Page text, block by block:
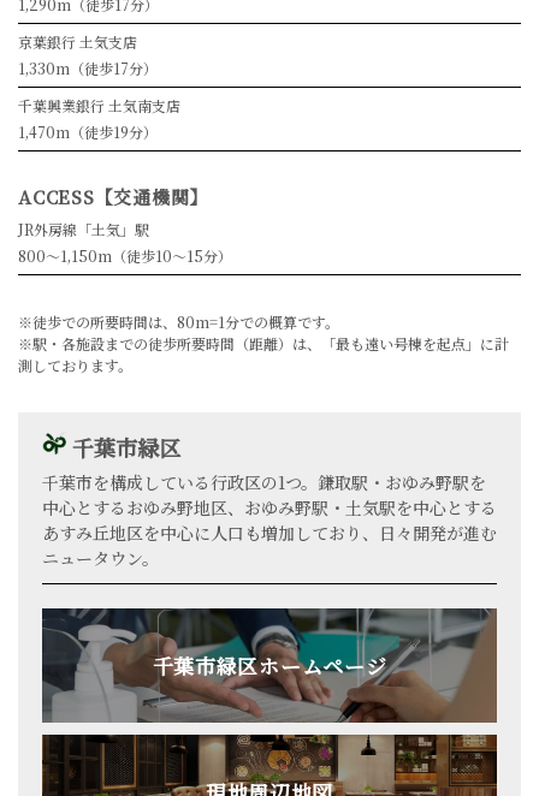
京葉銀行 土気支店
1,330m（徒歩17分）
千葉興業銀行 土気南支店
1,470m（徒歩19分）
ACCESS【交通機関】
JR外房線「土気」駅
800〜1,150m（徒歩10〜15分）
※徒歩での所要時間は、80m=1分での概算です。
※駅・各施設までの徒歩所要時間（距離）は、「最も遠い号棟を起点」に計
測しております。
千葉市緑区
千葉市を構成している行政区の1つ。鎌取駅・おゆみ野駅を
中心とするおゆみ野地区、おゆみ野駅・土気駅を中心とする
あすみ丘地区を中心に人口も増加しており、日々開発が進む
ニュータウン。
千葉市緑区ホームページ